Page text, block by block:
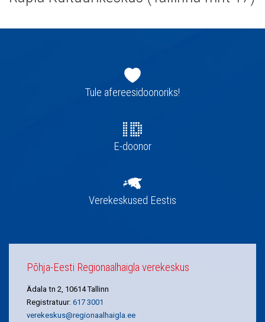
navigatsioonTule afereesidoonoriks!
E-doonor
Verekeskused Eestis
Põhja-Eesti Regionaalhaigla verekeskus
Ädala tn 2, 10614 Tallinn
Registratuur: 617 3001
verekeskus@regionaalhaigla.ee